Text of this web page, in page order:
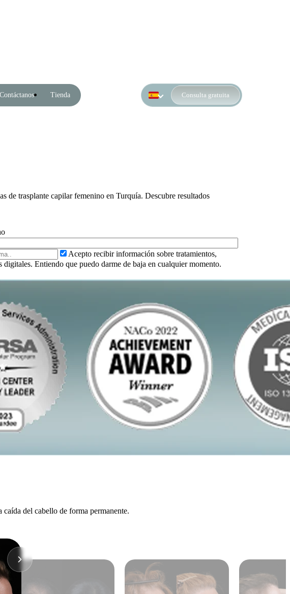
Contáctanos Tienda Consulta gratuita
de trasplante capilar femenino en Turquía. Descubre resultados
Acepto recibir información sobre tratamientos,
Entiendo que puedo darme de baja en cualquier momento.
del cabello de forma permanente.